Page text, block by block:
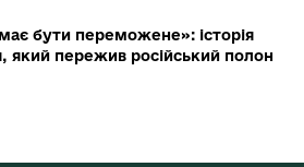
бути переможене»: історія
який пережив російський полон